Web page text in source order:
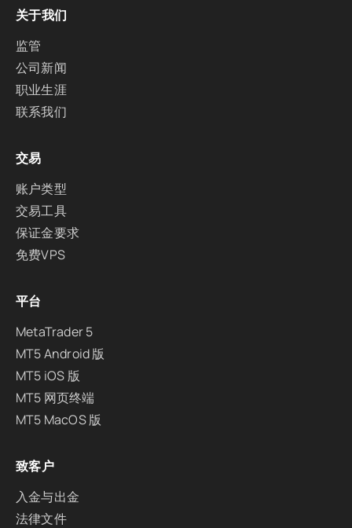
关于我们
监管
公司新闻
职业生涯
联系我们
交易
账户类型
交易工具
保证金要求
免费VPS
平台
MetaTrader 5
MT5 Android 版
MT5 iOS 版
MT5 网页终端
MT5 MacOS 版
致客户
入金与出金
法律文件